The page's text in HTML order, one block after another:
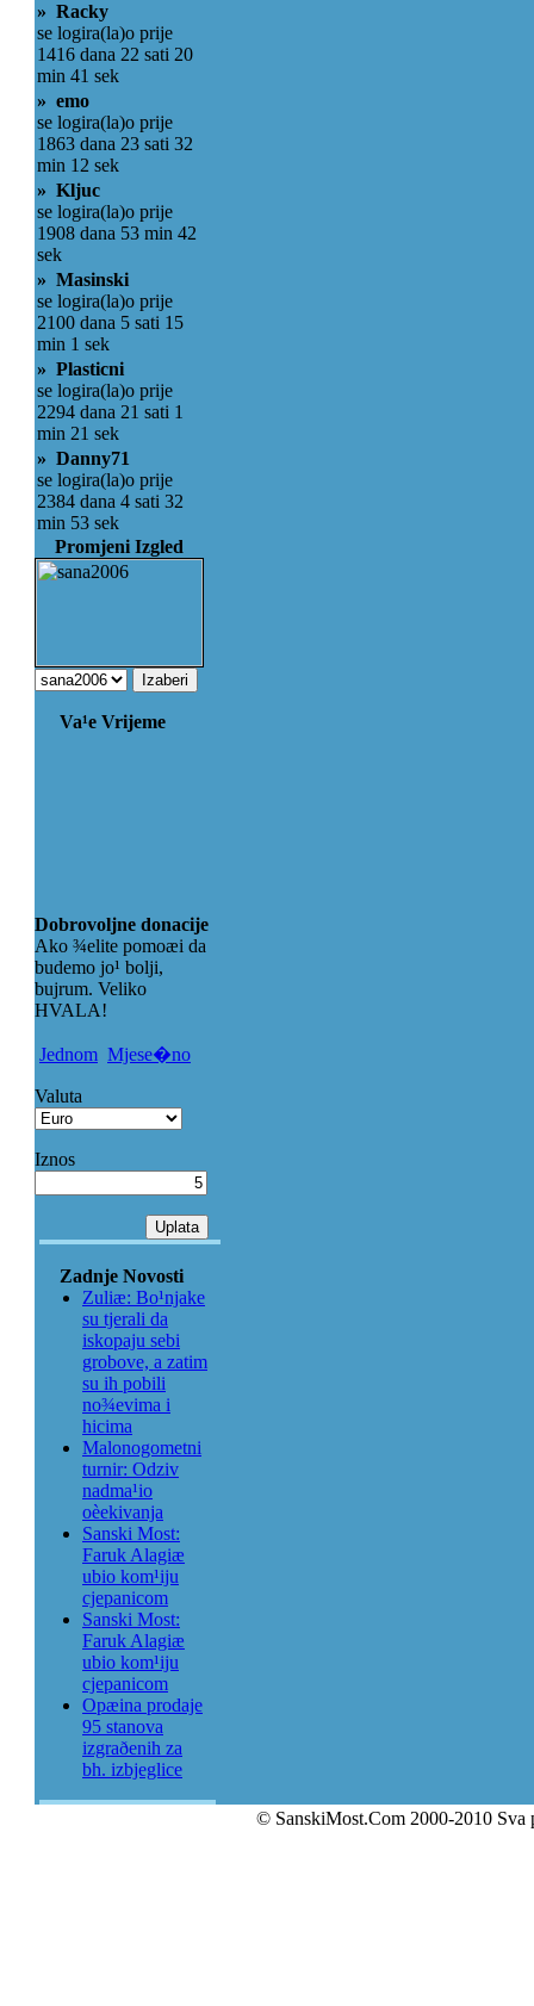
» Racky
se logira(la)o prije
1416 dana 22 sati 20
min 41 sek
» emo
se logira(la)o prije
1863 dana 23 sati 32
min 12 sek
» Kljuc
se logira(la)o prije
1908 dana 53 min 42
sek
» Masinski
se logira(la)o prije
2100 dana 5 sati 15
min 1 sek
» Plasticni
se logira(la)o prije
2294 dana 21 sati 1
min 21 sek
» Danny71
se logira(la)o prije
2384 dana 4 sati 32
min 53 sek
Promjeni Izgled
Va¹e Vrijeme
Dobrovoljne donacije
Ako ¾elite pomoæi da
budemo jo¹ bolji,
bujrum. Veliko
HVALA!
Jednom Mjese�no
Valuta
Iznos
Zadnje Novosti
Zuliæ: Bo¹njake
su tjerali da
iskopaju sebi
grobove, a zatim
su ih pobili
no¾evima i
hicima
Malonogometni
turnir: Odziv
nadma¹io
oèekivanja
Sanski Most:
Faruk Alagiæ
ubio kom¹iju
cjepanicom
Sanski Most:
Faruk Alagiæ
ubio kom¹iju
cjepanicom
Opæina prodaje
95 stanova
izgraðenih za
bh. izbjeglice
© SanskiMost.Com 2000-2010